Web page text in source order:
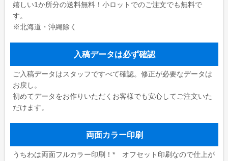
名入れタオル製作所
印鑑・ゴム印製作所
お名前シール製作所
嬉しい1か所分の送料無料！小ロットでのご注文でも無料で
す。
※北海道・沖縄除く
入稿データは必ず確認
ご入稿データはスタッフですべて確認。修正が必要なデータは
お戻し。
初めてデータをお作りいただくお客様でも安心してご注文いた
だけます。
両面カラー印刷
うちわは両面フルカラー印刷！* オフセット印刷なので仕上が